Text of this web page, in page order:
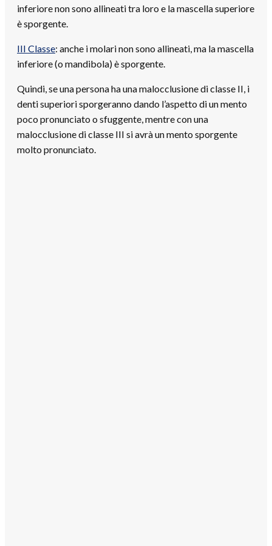
inferiore non sono allineati tra loro e la mascella superiore
è sporgente.
III Classe: anche i molari non sono allineati, ma la mascella
inferiore (o mandibola) è sporgente.
Quindi, se una persona ha una malocclusione di classe II, i
denti superiori sporgeranno dando l’aspetto di un mento
poco pronunciato o sfuggente, mentre con una
malocclusione di classe III si avrà un mento sporgente
molto pronunciato.